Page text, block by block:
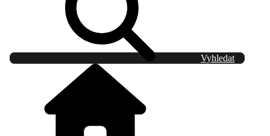
Vyhledat